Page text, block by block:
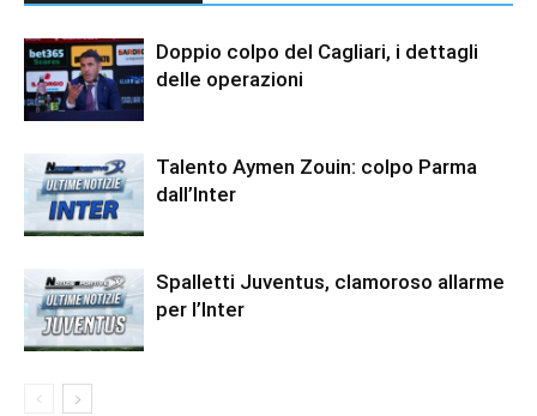
Doppio colpo del Cagliari, i dettagli
delle operazioni
Talento Aymen Zouin: colpo Parma
dall’Inter
Spalletti Juventus, clamoroso allarme
per l’Inter